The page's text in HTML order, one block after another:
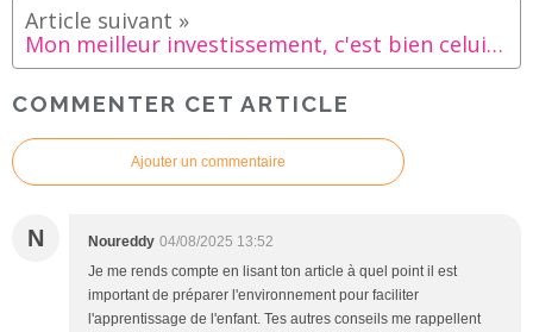
Mon meilleur investissement, c'est bien celui-là : arabe, tajweed, tafsir, 'aqida, Sira, Tome de Médine... [OFFRE LIMITÉE]
COMMENTER CET ARTICLE
Ajouter un commentaire
N Noureddy 04/08/2025 13:52
Je me rends compte en lisant ton article à quel point il est
important de préparer l'environnement pour faciliter
l'apprentissage de l'enfant. Tes autres conseils me rappellent